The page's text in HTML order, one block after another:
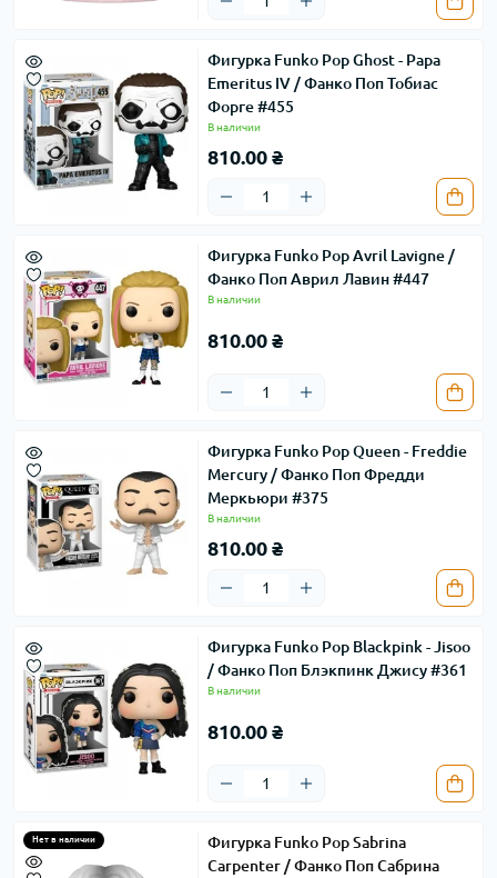
Фигурка Funko Pop Ghost - Papa
Emeritus IV / Фанко Поп Тобиас
Форге #455
В наличии
810.00 ₴
Фигурка Funko Pop Avril Lavigne /
Фанко Поп Аврил Лавин #447
В наличии
810.00 ₴
Фигурка Funko Pop Queen - Freddie
Mercury / Фанко Поп Фредди
Меркьюри #375
В наличии
810.00 ₴
Фигурка Funko Pop Blackpink - Jisoo
/ Фанко Поп Блэкпинк Джису #361
В наличии
810.00 ₴
Нет в наличии
Фигурка Funko Pop Sabrina
Carpenter / Фанко Поп Сабрина